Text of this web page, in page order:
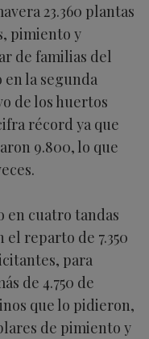
23.360 plantas
pimiento y
de familias del
la segunda
de los huertos
récord ya que
9.800, lo que
en cuatro tandas
el reparto de 7.350
para
de 4.750 de
que lo pidieron,
de pimiento y